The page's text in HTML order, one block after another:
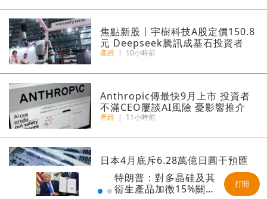
焦點新股丨宇樹科技A股定價150.8
元 Deepseek騰訊成基石投資者
產經 | 10小時前
Anthropic傳最快9月上市 投資者
不滿CEO屢談AI風險 憂影響推介
產經 | 11小時前
日本4月底斥6.28萬億日圓干預匯
市 破單日紀錄
|11小時前
特朗普：對多晶硅及其
衍生產品加徵15%關
打開